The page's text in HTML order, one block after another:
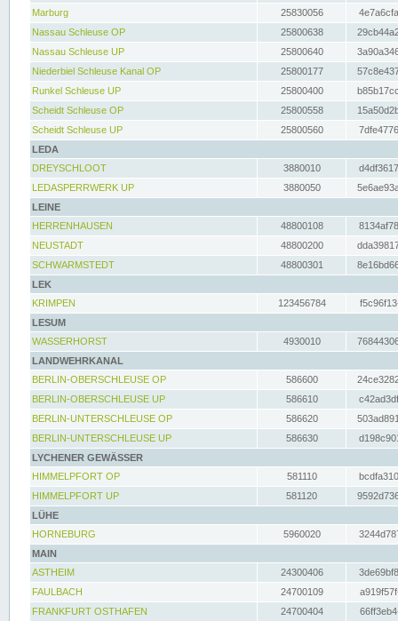
Marburg
25830056
Nassau Schleuse OP
25800638
Nassau Schleuse UP
25800640
Niederbiel Schleuse Kanal OP
25800177
Runkel Schleuse UP
25800400
Scheidt Schleuse OP
25800558
Scheidt Schleuse UP
25800560
LEDA
DREYSCHLOOT
3880010
LEDASPERRWERK UP
3880050
LEINE
HERRENHAUSEN
48800108
NEUSTADT
48800200
SCHWARMSTEDT
48800301
LEK
KRIMPEN
123456784
LESUM
WASSERHORST
4930010
LANDWEHRKANAL
BERLIN-OBERSCHLEUSE OP
586600
BERLIN-OBERSCHLEUSE UP
586610
BERLIN-UNTERSCHLEUSE OP
586620
BERLIN-UNTERSCHLEUSE UP
586630
LYCHENER GEWÄSSER
HIMMELPFORT OP
581110
HIMMELPFORT UP
581120
LÜHE
HORNEBURG
5960020
MAIN
ASTHEIM
24300406
FAULBACH
24700109
FRANKFURT OSTHAFEN
24700404